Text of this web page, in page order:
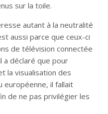
sur la toile.
autant à la neutralité
aussi parce que ceux-ci
de télévision connectée
a déclaré que pour
la visualisation des
européenne, il fallait
de ne pas privilégier les